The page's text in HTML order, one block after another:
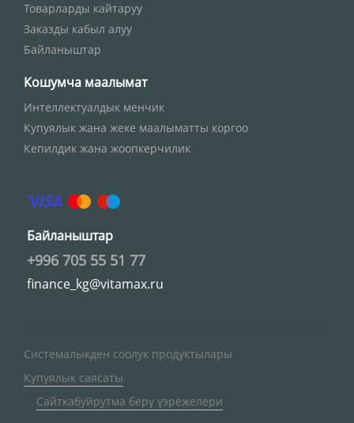
Товарларды кайтаруу
Заказды кабыл алуу
Байланыштар
Кошумча маалымат
Интеллектуалдык менчик
Купуялык жана жеке маалыматты коргоо
Кепилдик жана жоопкерчилик
Байланыштар
+996 705 55 51 77
finance_kg@vitamax.ru
Системалыкден соолук продуктылары
Купуялык саясаты
Сайткабуйрутма берү үэрежелери